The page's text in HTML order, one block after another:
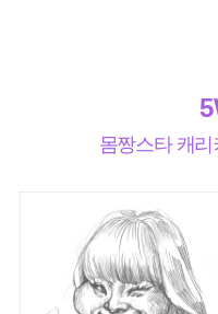
몸짱스타 캐리